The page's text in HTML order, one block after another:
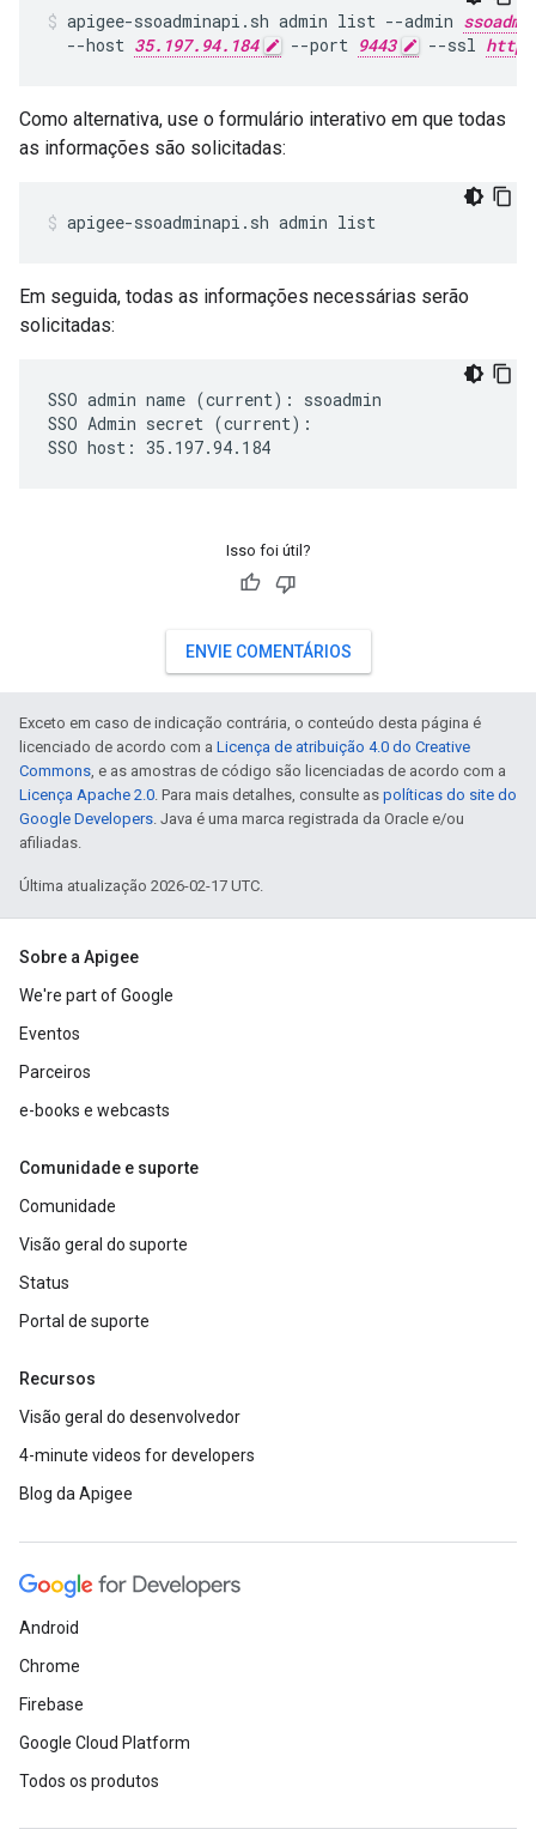
apigee-ssoadminapi.sh admin list --admin
  --host
35.197.94.184 --port 9443 --ssl https
Como alternativa, use o formulário interativo em que todas
as informações são solicitadas:
apigee-ssoadminapi.sh admin list
Em seguida, todas as informações necessárias serão
solicitadas:
SSO admin name (current): ssoadmin
SSO Admin secret (current):
SSO host: 35.197.94.184
Isso foi útil?
ENVIE COMENTÁRIOS
Exceto em caso de indicação contrária, o conteúdo desta página é
licenciado de acordo com a Licença de atribuição 4.0 do Creative
Commons, e as amostras de código são licenciadas de acordo com a
Licença Apache 2.0. Para mais detalhes, consulte as políticas do site do
Google Developers. Java é uma marca registrada da Oracle e/ou
afiliadas.
Última atualização 2026-02-17 UTC.
Sobre a Apigee
We're part of Google
Eventos
Parceiros
e-books e webcasts
Comunidade e suporte
Comunidade
Visão geral do suporte
Status
Portal de suporte
Recursos
Visão geral do desenvolvedor
4-minute videos for developers
Blog da Apigee
Android
Chrome
Firebase
Google Cloud Platform
Todos os produtos